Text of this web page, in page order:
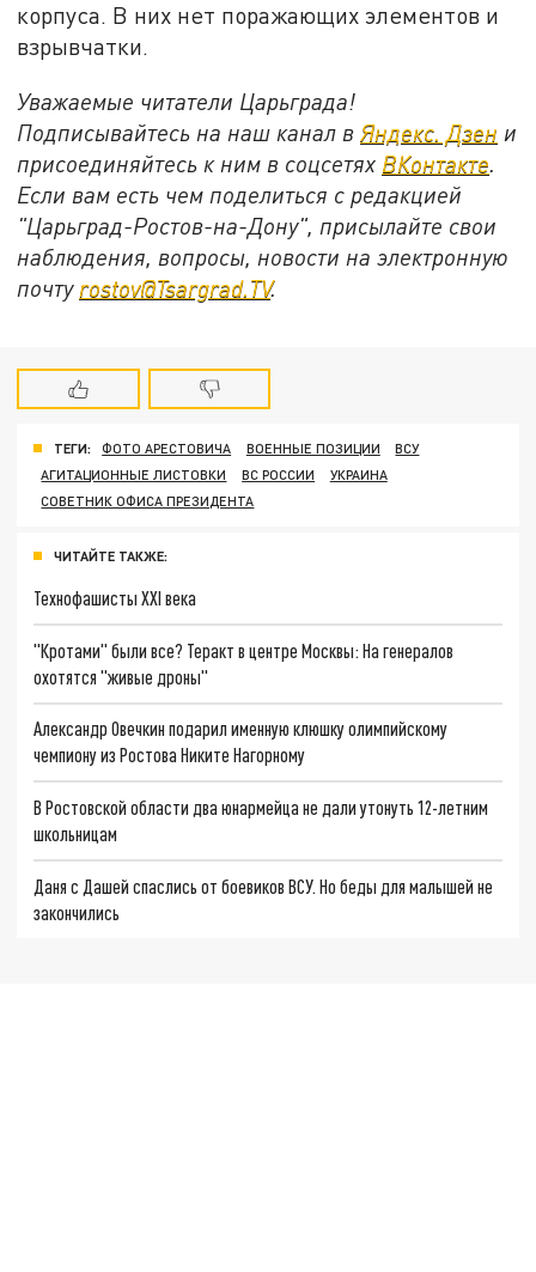
корпуса. В них нет поражающих элементов и
взрывчатки.
Уважаемые читатели Царьграда!
Подписывайтесь на наш канал вЯндекс. Дзен и
присоединяйтесь к ним в соцсетях ВКонтакте.
Если вам есть чем поделиться с редакцией
"Царьград-Ростов-на-Дону", присылайте свои
наблюдения, вопросы, новости на электронную
почту rostov@Tsargrad.ТV.
ТЕГИ: ФОТО АРЕСТОВИЧА ВОЕННЫЕ ПОЗИЦИИ
ВСУ
АГИТАЦИОННЫЕ ЛИСТОВКИ
ВС РОССИИ
УКРАИНА
СОВЕТНИК ОФИСА ПРЕЗИДЕНТА
ЧИТАЙТЕ ТАКЖЕ:
Технофашисты XXI века
"Кротами" были все? Теракт в центре Москвы: На генералов
охотятся "живые дроны"
Александр Овечкин подарил именную клюшку олимпийскому
чемпиону из Ростова Никите Нагорному
В Ростовской области два юнармейца не дали утонуть 12-летним
школьницам
Даня с Дашей спаслись от боевиков ВСУ. Но беды для малышей не
закончились